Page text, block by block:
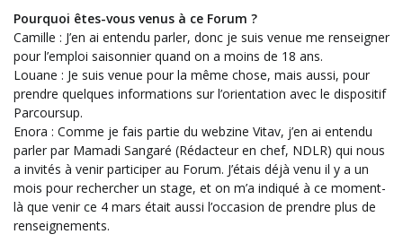
Pourquoi êtes-vous venus à ce Forum ?
Camille : J’en ai entendu parler, donc je suis venue me renseigner
pour l’emploi saisonnier quand on a moins de 18 ans.
Louane : Je suis venue pour la même chose, mais aussi, pour
prendre quelques informations sur l’orientation avec le dispositif
Parcoursup.
Enora : Comme je fais partie du webzine Vitav, j’en ai entendu
parler par Mamadi Sangaré (Rédacteur en chef, NDLR) qui nous
a invités à venir participer au Forum. J’étais déjà venu il y a un
mois pour rechercher un stage, et on m’a indiqué à ce moment-
là que venir ce 4 mars était aussi l’occasion de prendre plus de
renseignements.